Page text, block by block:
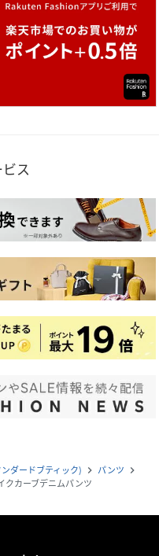
ス
ダードブティック) navigate_next パンツ navigate_next
クカーブデニムパンツ